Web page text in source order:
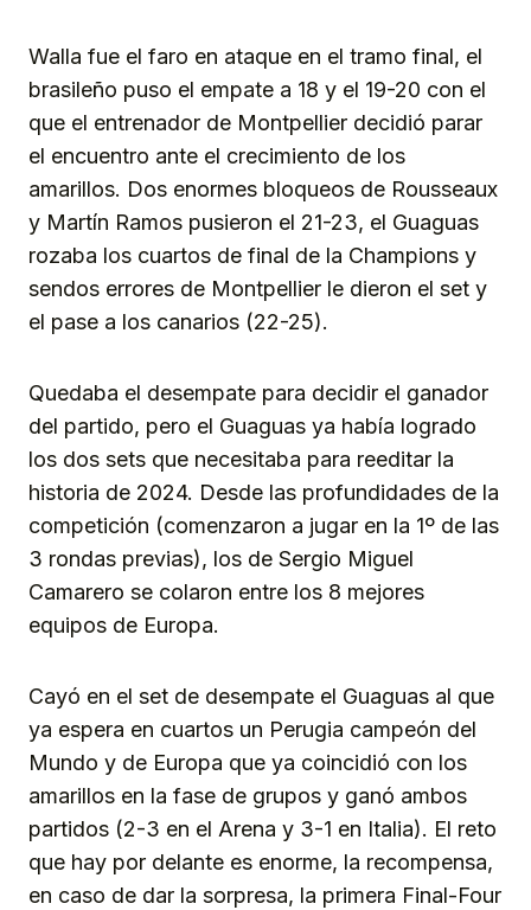
Walla fue el faro en ataque en el tramo final, el
brasileño puso el empate a 18 y el 19-20 con el
que el entrenador de Montpellier decidió parar
el encuentro ante el crecimiento de los
amarillos. Dos enormes bloqueos de Rousseaux
y Martín Ramos pusieron el 21-23, el Guaguas
rozaba los cuartos de final de la Champions y
sendos errores de Montpellier le dieron el set y
el pase a los canarios (22-25).
Quedaba el desempate para decidir el ganador
del partido, pero el Guaguas ya había logrado
los dos sets que necesitaba para reeditar la
historia de 2024. Desde las profundidades de la
competición (comenzaron a jugar en la 1º de las
3 rondas previas), los de Sergio Miguel
Camarero se colaron entre los 8 mejores
equipos de Europa.
Cayó en el set de desempate el Guaguas al que
ya espera en cuartos un Perugia campeón del
Mundo y de Europa que ya coincidió con los
amarillos en la fase de grupos y ganó ambos
partidos (2-3 en el Arena y 3-1 en Italia). El reto
que hay por delante es enorme, la recompensa,
en caso de dar la sorpresa, la primera Final-Four